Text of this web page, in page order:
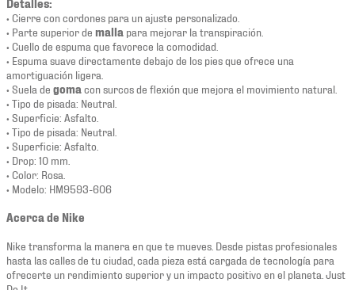
• Cierre con cordones para un ajuste personalizado.
• Parte superior de malla para mejorar la transpiración.
• Cuello de espuma que favorece la comodidad.
• Espuma suave directamente debajo de los pies que ofrece una
amortiguación ligera.
• Suela de goma con surcos de flexión que mejora el movimiento natural.
• Tipo de pisada: Neutral.
• Superficie: Asfalto.
• Tipo de pisada: Neutral.
• Superficie: Asfalto.
• Drop: 10 mm.
• Color: Rosa.
• Modelo: HM9593-606
Acerca de Nike
Nike transforma la manera en que te mueves. Desde pistas profesionales
hasta las calles de tu ciudad, cada pieza está cargada de tecnología para
ofrecerte un rendimiento superior y un impacto positivo en el planeta. Just